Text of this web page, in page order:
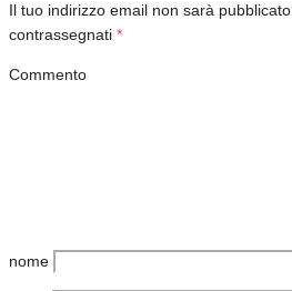
Il tuo indirizzo email non sarà pubblicato.
contrassegnati *
Commento
nome